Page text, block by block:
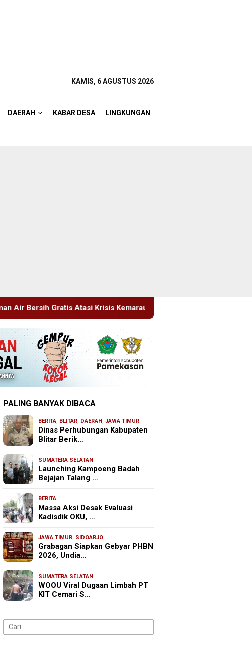
KAMIS, 6 AGUSTUS 2026
DAERAH KABAR DESA LINGKUNGAN
Krisis Kemarau Sidang Tipiring, Penjual Miras Hasil Razia
PALING BANYAK DIBACA
BERITA, BLITAR, DAERAH ,JAWA TIMUR
Dinas Perhubungan Kabupaten
Blitar Berik…
SUMATERA SELATAN
Launching Kampoeng Badah
Bejajan Talang …
BERITA
Massa Aksi Desak Evaluasi
Kadisdik OKU, …
JAWA TIMUR, SIDOARJO
Grabagan Siapkan Gebyar PHBN
2026, Undia…
SUMATERA SELATAN
WOOU Viral Dugaan Limbah PT
KIT Cemari S…
Cari
untuk: